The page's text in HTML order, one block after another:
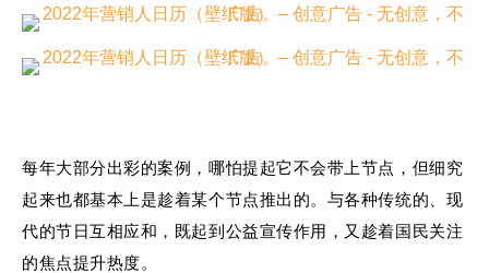
每年大部分出彩的案例，哪怕提起它不会带上节点，但细究
起来也都基本上是趁着某个节点推出的。与各种传统的、现
代的节日互相应和，既起到公益宣传作用，又趁着国民关注
的焦点提升热度。